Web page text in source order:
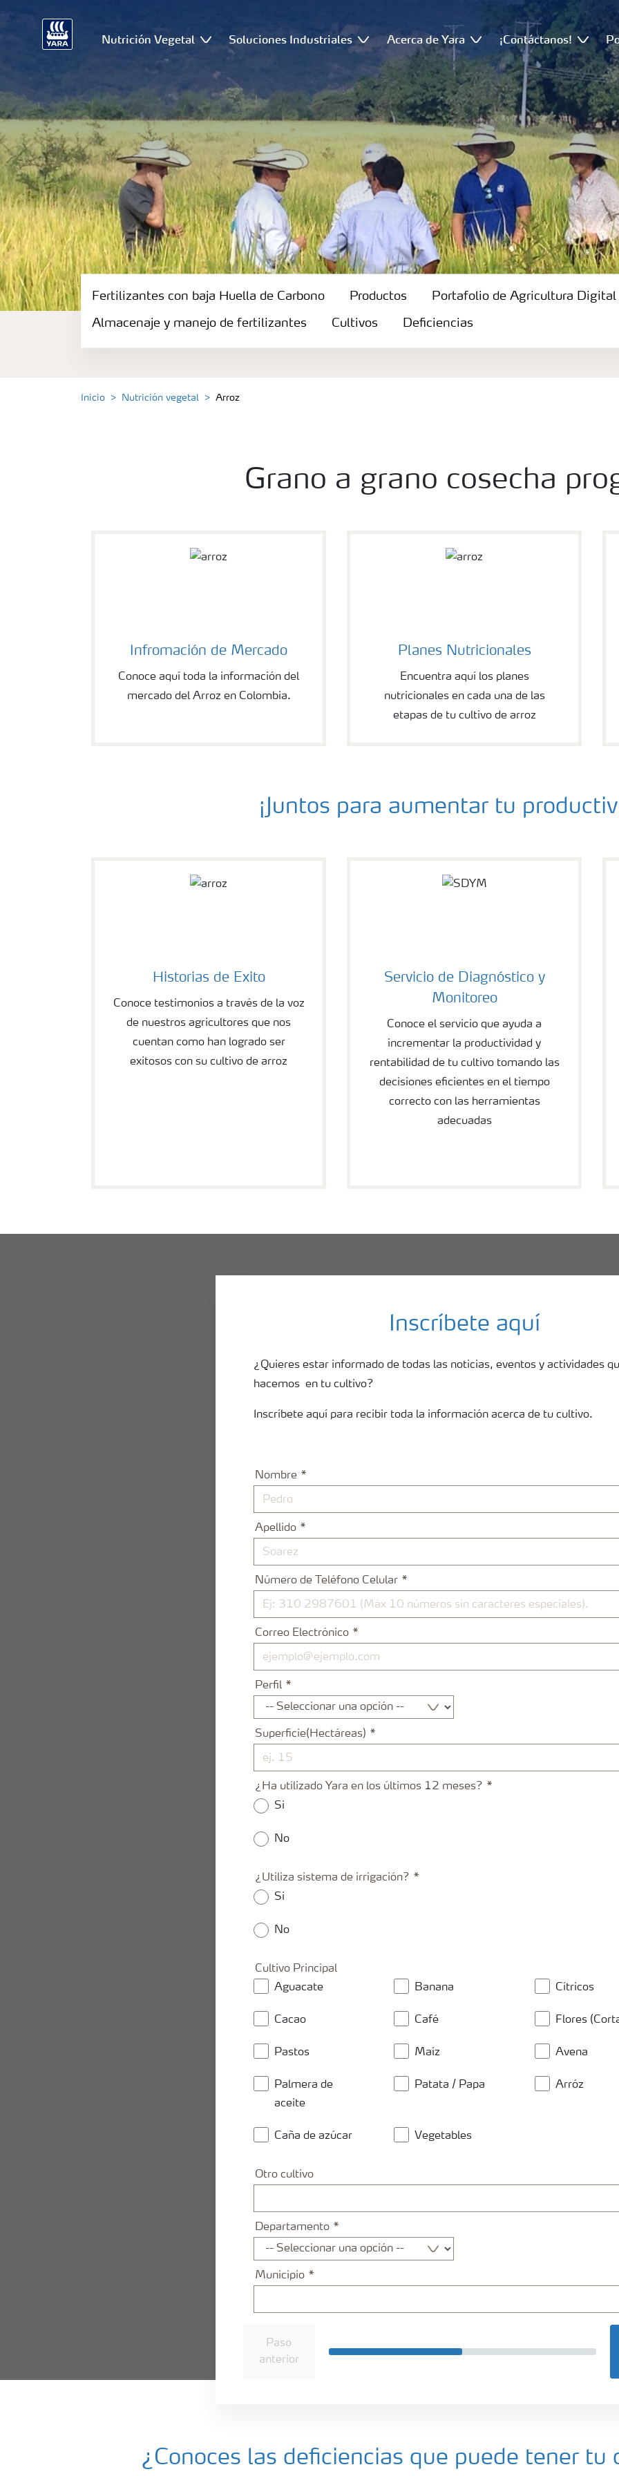
Nutrición Vegetal Soluciones Industriales Acerca de Yara ¡Contáctanos!
Fertilizantes con baja Huella de Carbono Productos Portafolio de Agricultura Digital
Almacenaje y manejo de fertilizantes Cultivos Deficiencias
Inicio Nutrición vegetal Arroz
Grano a grano cosecha
Infromación de Mercado
Conoce aquí toda la información del
mercado del Arroz en Colombia.
Planes Nutricionales
Encuentra aquí los planes
nutricionales en cada una de las
etapas de tu cultivo de arroz
¡Juntos para aumentar tu
Historias de Exito
Conoce testimonios a través de la voz
de nuestros agricultores que nos
cuentan como han logrado ser
exitosos con su cultivo de arroz
Servicio de Diagnóstico y
Monitoreo
Conoce el servicio que ayuda a
incrementar la productividad y
rentabilidad de tu cultivo tomando las
decisiones eficientes en el tiempo
correcto con las herramientas
adecuadas
Inscríbete aquí
¿Quieres estar informado de todas las noticias, eventos y actividades
hacemos en tu cultivo?
Inscríbete aquí para recibir toda la información acerca de tu cultivo.
Nombre
Apellido
Número de Teléfono Celular
Correo Electrónico
Perfil
Superficie(Hectáreas)
¿Ha utilizado Yara en los últimos 12 meses?
Si
No
¿Utiliza sistema de irrigación?
Si
No
Cultivo Principal
Aguacate
Banana Cítricos
Cacao Café Flores
Pastos Maíz Avena
Palmera de
aceite
Patata / Papa Arróz
Caña de azúcar Vegetables
Otro cultivo
Departamento
Municipio
Paso
anterior
¿Conoces las deficiencias que puede tener tu